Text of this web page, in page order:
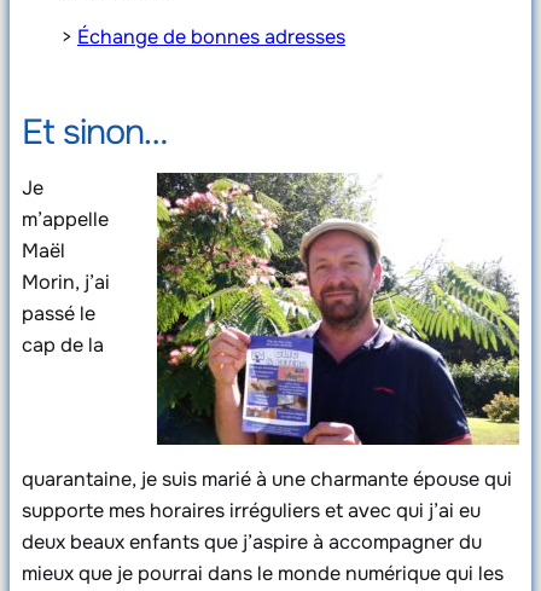
> Échange de bonnes adresses
Et sinon…
Je
m’appelle
Maël
Morin, j’ai
passé le
cap de la
quarantaine, je suis marié à une charmante épouse qui
supporte mes horaires irréguliers et avec qui j’ai eu
deux beaux enfants que j’aspire à accompagner du
mieux que je pourrai dans le monde numérique qui les